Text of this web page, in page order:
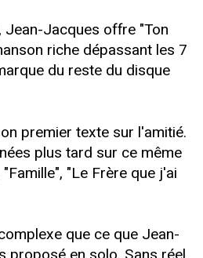
Jean-Jacques offre "Ton
riche dépassant les 7
du reste du disque
premier texte sur l'amitié.
plus tard sur ce même
"Le Frère que j'ai
que ce que Jean-